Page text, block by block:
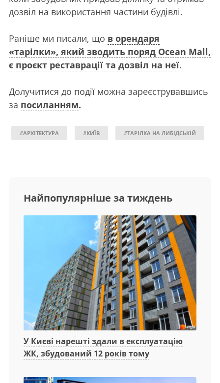
дозвіл на використання частини будівлі.
Раніше ми писали, що в орендаря
«тарілки», який зводить поряд Ocean Mall,
є проєкт реставрації та дозвіл на неї.
Долучитися до події можна зареєструвавшись
за посиланням.
#АРХІТЕКТУРА #КИЇВ #ТАРІЛКА НА ЛИБІДСЬКІЙ
Найпопулярніше за тиждень
У Києві нарешті здали в експлуатацію
ЖК, збудований 12 років тому